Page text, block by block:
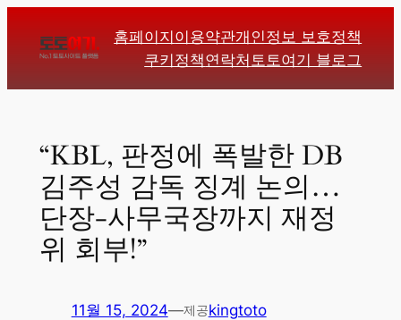
로
홈페이지 이용약관개인정보 보호정책
쿠키정책연락처 토토여기 블로그
“KBL, 판정에 폭발한 DB
김주성 감독 징계 논의…
단장-사무국장까지 재정
위 회부!”
11월 15, 2024—제공kingtoto